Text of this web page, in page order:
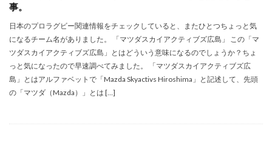
事。
日本のプロラグビー関連情報をチェックしていると、またひとつちょっと気
になるチーム名がありました。 「マツダスカイアクティブズ広島」 この「マ
ツダスカイアクティブズ広島」とはどういう意味になるのでしょうか？ちょ
っと気になったので早速調べてみました。 「マツダスカイアクティブズ広
島」とはアルファベットで「Mazda Skyactivs Hiroshima」と記述して、先頭
の「マツダ（Mazda）」とは […]